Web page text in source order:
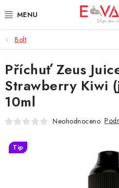
na
3D TISK
TIPY ZA DOBROU CENU
AROMATA A PŘÍCHUTĚ
BÁZE
E-LIQUIDY
Bolt
Příchuť Zeus
Strawberry Kiwi
10ml
Neohodnoceno
Tip